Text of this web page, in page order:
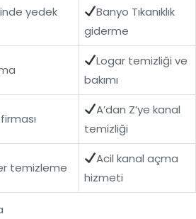
yedek
Banyo Tıkanıklık
giderme
Logar temizliği ve
bakımı
A’dan Z’ye kanal
temizliği
temizleme
Acil kanal açma
hizmeti